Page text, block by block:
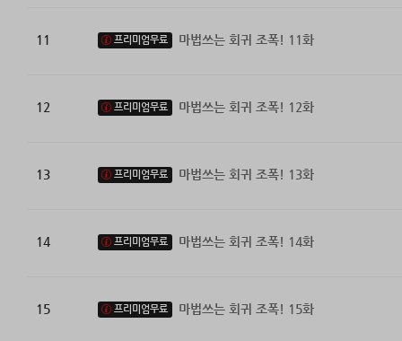
11 프리미엄무료 마법쓰는 회귀 조폭! 11화
12 프리미엄무료 마법쓰는 회귀 조폭! 12화
13 프리미엄무료 마법쓰는 회귀 조폭! 13화
14 프리미엄무료 마법쓰는 회귀 조폭! 14화
15 프리미엄무료 마법쓰는 회귀 조폭! 15화